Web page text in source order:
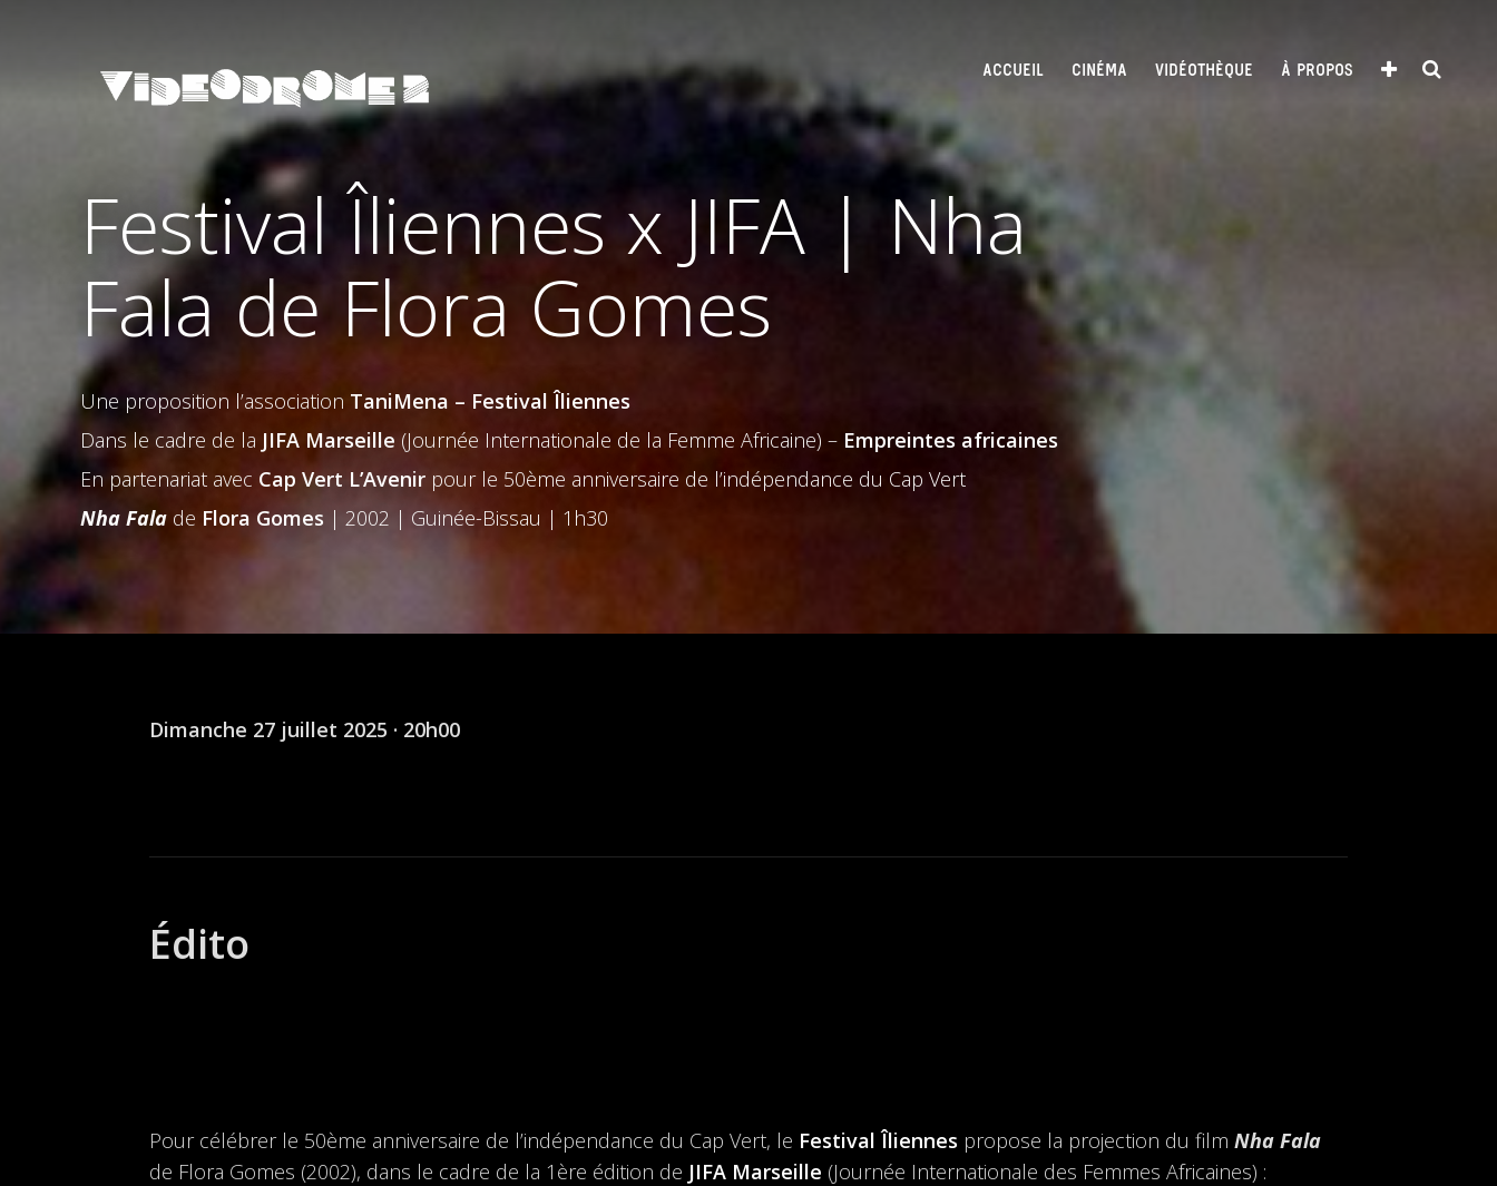
ACCUEIL CINÉMA VIDÉOTHÈQUE À PROPOS
Festival Îliennes x JIFA | Nha
Fala de Flora Gomes
Une proposition l’association TaniMena – Festival Îliennes
Dans le cadre de la JIFA Marseille (Journée Internationale de la Femme Africaine) – Empreintes africaines
En partenariat avec Cap Vert L’Avenir pour le 50ème anniversaire de l’indépendance du Cap Vert
Nha Fala de Flora Gomes | 2002 | Guinée-Bissau | 1h30
Dimanche 27 juillet 2025 · 20h00
Édito
Pour célébrer le 50ème anniversaire de l’indépendance du Cap Vert, le Festival Îliennes propose la projection du filmNha Fala
de Flora Gomes (2002), dans le cadre de la 1ère édition de JIFA Marseille (Journée Internationale des Femmes Africaines) :